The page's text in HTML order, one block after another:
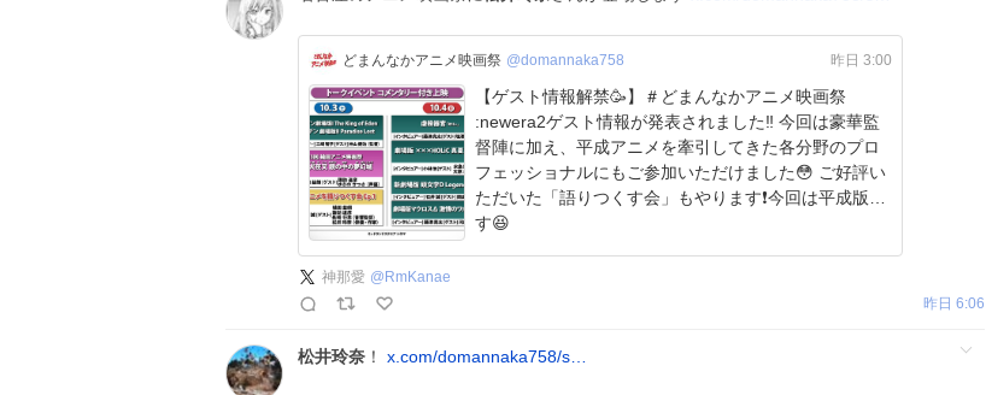
どまんなかアニメ映画祭 @domannaka758 昨日 3:00
【ゲスト情報解禁🥳】＃どまんなかアニメ映画祭
:newera2ゲスト情報が発表されました‼️ 今回は豪華監
督陣に加え、平成アニメを牽引してきた各分野のプロ
フェッショナルにもご参加いただけました😳 ご好評い
ただいた「語りつくす会」もやります❗️今回は平成版で
す😆
神那愛 @ RmKanae
昨日 6:06
松井玲奈 ！ x.com/domannaka758/s…